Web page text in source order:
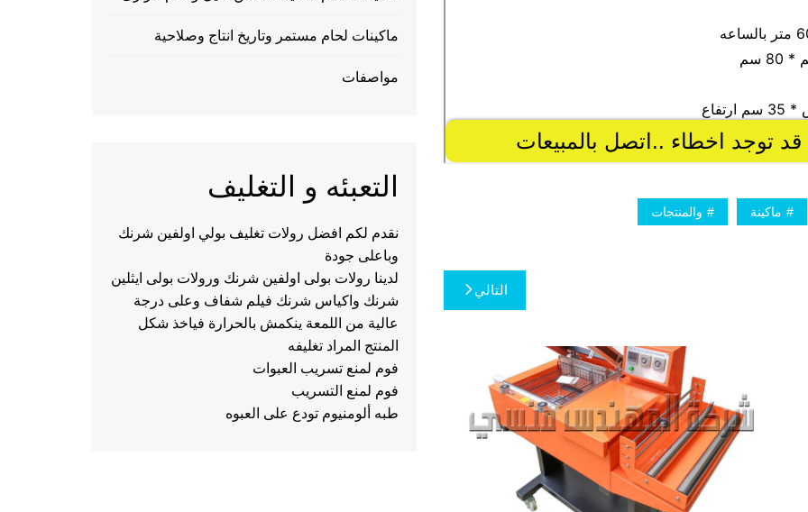
ماكينة والمنتجات
التالي
ماكينات لحام مستمر وتاريخ انتاج وصلاحية
مواصفات
التعبئه و التغليف
نقدم لكم افضل رولات تغليف بولي اولفين شرنك
وباعلى جودة
لدينا رولات بولى اولفين شرنك ورولات بولى ايثلين
شرنك واكياس شرنك فيلم شفاف وعلى درجة
عالية من اللمعة ينكمش بالحرارة فياخذ شكل
المنتج المراد تغليفه
فوم لمنع تسريب العبوات
فوم لمنع التسريب
طبه ألومنيوم تودع على العبوه